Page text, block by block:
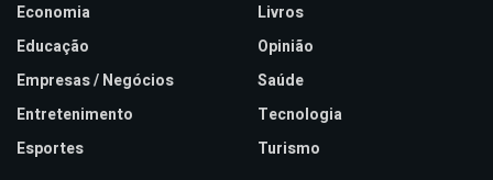
Economia
Educação
Empresas / Negócios
Entretenimento
Esportes
Livros
Opinião
Saúde
Tecnologia
Turismo